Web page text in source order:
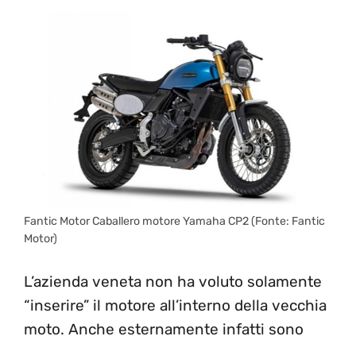
Fantic Motor Caballero motore Yamaha CP2 (Fonte: Fantic
Motor)
L’azienda veneta non ha voluto solamente
“inserire” il motore all’interno della vecchia
moto. Anche esternamente infatti sono